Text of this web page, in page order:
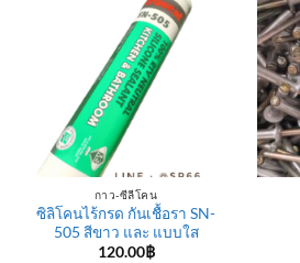
กาว-ซีลีโคน
ซิลิโคนไร้กรด กันเชื้อรา SN-
505 สีขาว และ แบบใส
120.00฿